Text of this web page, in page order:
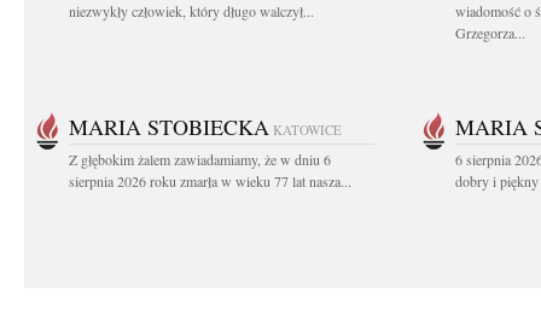
niezwykły człowiek, który długo walczył...
wiadomość o
Grzegorza...
MARIA STOBIECKA KATOWICE
Z głębokim żalem zawiadamiamy, że w dniu 6
sierpnia 2026 roku zmarła w wieku 77 lat nasza...
MARIA
6 sierpnia
dobry i piękny